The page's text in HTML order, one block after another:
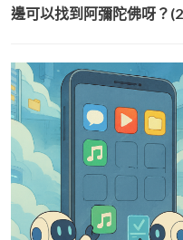
邊可以找到阿彌陀佛呀？